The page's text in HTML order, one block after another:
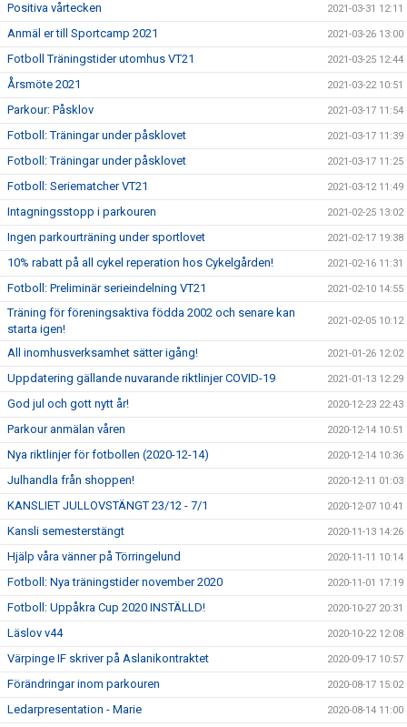
Positiva vårtecken 2021-03-31 12:11
Anmäl er till Sportcamp 2021 2021-03-26 13:00
Fotboll Träningstider utomhus VT21 2021-03-25 12:44
Årsmöte 2021 2021-03-22 10:51
Parkour: Påsklov 2021-03-17 11:54
Fotboll: Träningar under påsklovet 2021-03-17 11:39
Fotboll: Träningar under påsklovet 2021-03-17 11:25
Fotboll: Seriematcher VT21 2021-03-12 11:49
Intagningsstopp i parkouren 2021-02-25 13:02
Ingen parkourträning under sportlovet 2021-02-17 19:38
10% rabatt på all cykel reperation hos Cykelgården! 2021-02-16 11:31
Fotboll: Preliminär serieindelning VT21 2021-02-10 14:55
Träning för föreningsaktiva födda 2002 och senare kan
starta igen!
2021-02-05 10:12
All inomhusverksamhet sätter igång! 2021-01-26 12:02
Uppdatering gällande nuvarande riktlinjer COVID-19 2021-01-13 12:29
God jul och gott nytt år! 2020-12-23 22:43
Parkour anmälan våren 2020-12-14 10:51
Nya riktlinjer för fotbollen (2020-12-14) 2020-12-14 10:36
Julhandla från shoppen! 2020-12-11 01:03
KANSLIET JULLOVSTÄNGT 23/12 - 7/1 2020-12-07 10:41
Kansli semesterstängt 2020-11-13 14:26
Hjälp våra vänner på Törringelund 2020-11-11 10:14
Fotboll: Nya träningstider november 2020 2020-11-01 17:19
Fotboll: Uppåkra Cup 2020 INSTÄLLD! 2020-10-27 20:31
Läslov v44 2020-10-22 12:08
Värpinge IF skriver på Aslanikontraktet 2020-09-17 10:57
Förändringar inom parkouren 2020-08-17 15:02
Ledarpresentation - Marie 2020-08-14 11:00